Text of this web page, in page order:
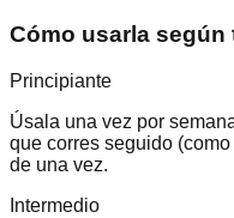
Cómo usarla según
Principiante
Úsala una vez por
que corres seguido
de una vez.
Intermedio